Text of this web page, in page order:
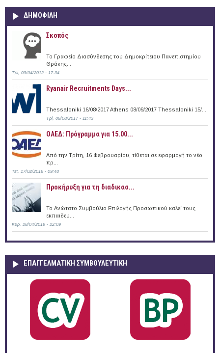
ΔΗΜΟΦΙΛΗ
Σκοπός
Το Γραφείο Διασύνδεσης του Δημοκρίτειου Πανεπιστημίου
Θράκης...
Τρί, 03/04/2012 - 17:34
Ryanair Recruitments Days...
Thessaloniki 16/08/2017 Athens 08/09/2017 Thessaloniki 15/...
Τρί, 08/08/2017 - 11:43
ΟΑΕΔ: Πρόγραμμα για 15.00...
Από την Τρίτη, 16 Φεβρουαρίου, τίθεται σε εφαρμογή το νέο
πρ...
Τετ, 17/02/2016 - 09:48
Προκήρυξη για τη διαδικασ...
Το Ανώτατο Συμβούλιο Επιλογής Προσωπικού καλεί τους
εκπαιδευ...
Κυρ, 28/04/2019 - 22:09
ΕΠΑΓΓΕΛΜΑΤΙΚΉ ΣΥΜΒΟΥΛΕΥΤΙΚΉ